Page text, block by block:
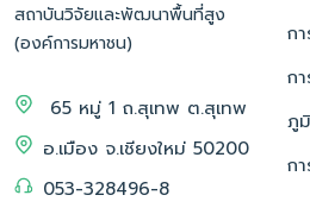
สถาบันวิจัยและพัฒนาพื้นที่สูง
(องค์การมหาชน)
65 หมู่ 1 ถ.สุเทพ ต.สุเทพ
อ.เมือง จ.เชียงใหม่ 50200
053-328496-8
ก
ก
ภู
ก